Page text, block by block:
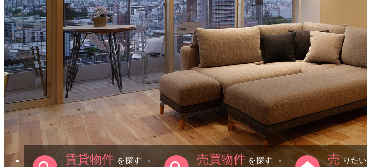
賃貸物件 を探す 売買物件 を探す 売 りたい